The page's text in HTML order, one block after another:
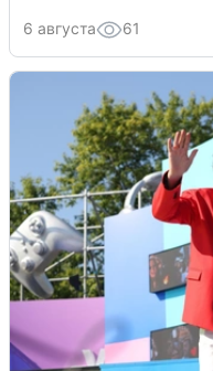
6 августа 61